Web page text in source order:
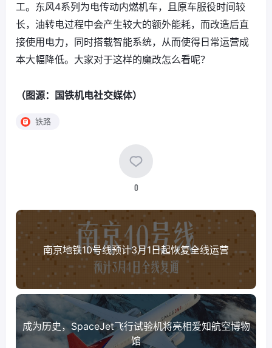
工。东风4系列为电传动内燃机车，且原车服役时间较
长，油转电过程中会产生较大的额外能耗，而改造后直
接使用电力，同时搭载智能系统，从而使得日常运营成
本大幅降低。大家对于这样的魔改怎么看呢？
（图源：国铁机电社交媒体）
铁路
0
南京地铁10号线预计3月1日起恢复全线运营
成为历史，SpaceJet飞行试验机将亮相爱知航空博物
馆